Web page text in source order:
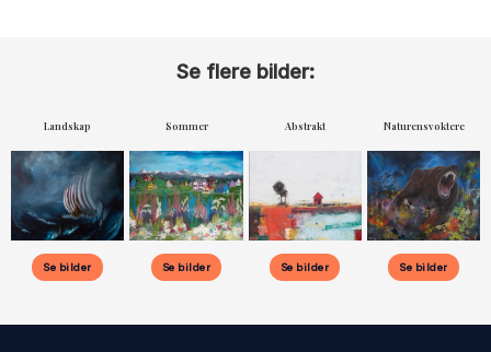
Se flere bilder:
Landskap
Se bilder
Sommer
Se bilder
Naturensvoktere
Se bilder
Abstrakt
Se bilder